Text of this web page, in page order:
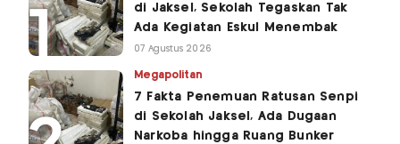
di Jaksel, Sekolah Tegaskan Tak
Ada Kegiatan Eskul Menembak
07 Agustus 2026
Megapolitan
7 Fakta Penemuan Ratusan Senpi
di Sekolah Jaksel, Ada Dugaan
Narkoba hingga Ruang Bunker